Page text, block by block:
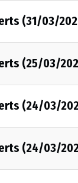
(31/03/
(25/03/
(24/03/
(24/03/